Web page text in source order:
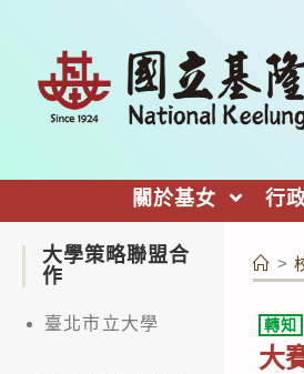
關於基女 行
>
轉知
大
大學策略聯盟合
作
臺北市立大學